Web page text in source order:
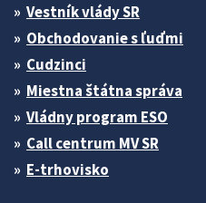
Vestník vlády SR
Obchodovanie s ľuďmi
Cudzinci
Miestna štátna správa
Vládny program ESO
Call centrum MV SR
E-trhovisko